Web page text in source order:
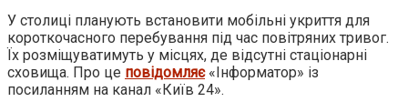
У столиці планують встановити мобільні укриття для
короткочасного перебування під час повітряних тривог.
Їх розміщуватимуть у місцях, де відсутні стаціонарні
сховища. Про це повідомляє«Інформатор» із
посиланням на канал «Київ 24».